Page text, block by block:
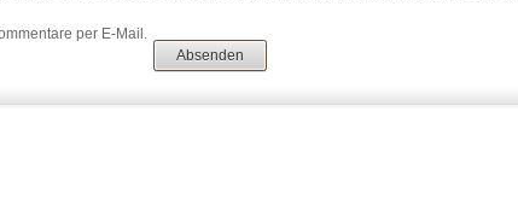
per E-Mail.